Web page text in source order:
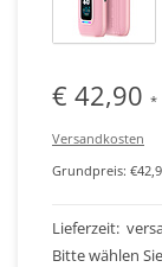
€ 42,90 *
Versandkosten
Grundpreis:
Lieferzeit:
Bitte wählen